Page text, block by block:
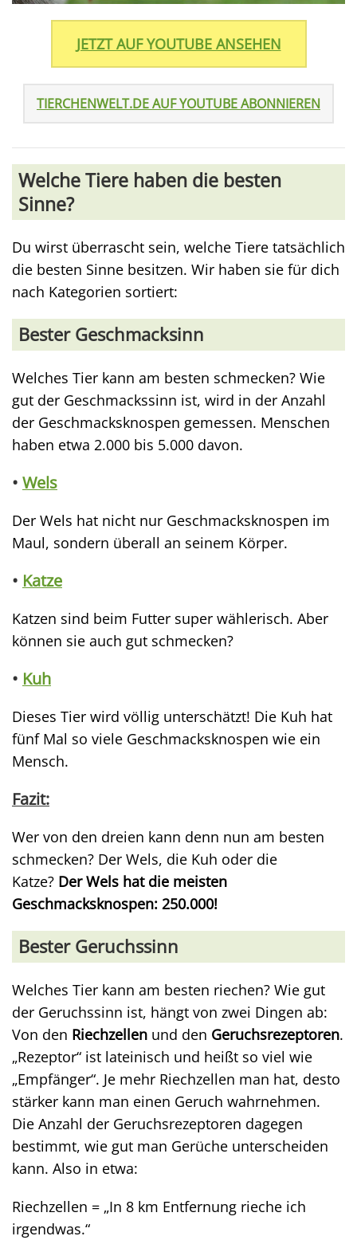
JETZT AUF YOUTUBE ANSEHEN
TIERCHENWELT.DE AUF YOUTUBE ABONNIEREN
Welche Tiere haben die besten
Sinne?
Du wirst überrascht sein, welche Tiere tatsächlich
die besten Sinne besitzen. Wir haben sie für dich
nach Kategorien sortiert:
Bester Geschmacksinn
Welches Tier kann am besten schmecken? Wie
gut der Geschmackssinn ist, wird in der Anzahl
der Geschmacksknospen gemessen. Menschen
haben etwa 2.000 bis 5.000 davon.
• Wels
Der Wels hat nicht nur Geschmacksknospen im
Maul, sondern überall an seinem Körper.
• Katze
Katzen sind beim Futter super wählerisch. Aber
können sie auch gut schmecken?
• Kuh
Dieses Tier wird völlig unterschätzt! Die Kuh hat
fünf Mal so viele Geschmacksknospen wie ein
Mensch.
Fazit:
Wer von den dreien kann denn nun am besten
schmecken? Der Wels, die Kuh oder die
Katze? Der Wels hat die meisten
Geschmacksknospen: 250.000!
Bester Geruchssinn
Welches Tier kann am besten riechen? Wie gut
der Geruchssinn ist, hängt von zwei Dingen ab:
Von den Riechzellen und den Geruchsrezeptoren.
„Rezeptor“ ist lateinisch und heißt so viel wie
„Empfänger“. Je mehr Riechzellen man hat, desto
stärker kann man einen Geruch wahrnehmen.
Die Anzahl der Geruchsrezeptoren dagegen
bestimmt, wie gut man Gerüche unterscheiden
kann. Also in etwa:
Riechzellen = „In 8 km Entfernung rieche ich
irgendwas.“